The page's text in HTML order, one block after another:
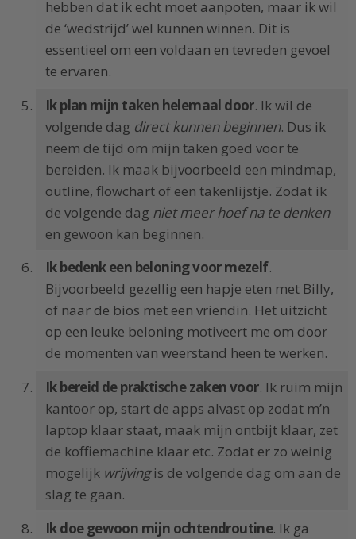
hebben dat ik echt moet aanpoten, maar ik wil
de ‘wedstrijd’ wel kunnen winnen. Dit is
essentieel om een voldaan en tevreden gevoel
te ervaren.
Ik plan mijn taken helemaal door. Ik wil de
volgende dag direct kunnen beginnen. Dus ik
neem de tijd om mijn taken goed voor te
bereiden. Ik maak bijvoorbeeld een mindmap,
outline, flowchart of een takenlijstje. Zodat ik
de volgende dag niet meer hoef na te denken
en gewoon kan beginnen.
Ik bedenk een beloning voor mezelf.
Bijvoorbeeld gezellig een hapje eten met Billy,
of naar de bios met een vriendin. Het uitzicht
op een leuke beloning motiveert me om door
de momenten van weerstand heen te werken.
Ik bereid de praktische zaken voor. Ik ruim mijn
kantoor op, start de apps alvast op zodat m’n
laptop klaar staat, maak mijn ontbijt klaar, zet
de koffiemachine klaar etc. Zodat er zo weinig
mogelijk wrijvingis de volgende dag om aan de
slag te gaan.
Ik doe gewoon mijn ochtendroutine. Ik ga